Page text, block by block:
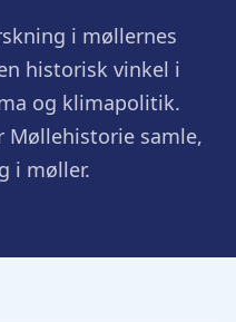
i møllernes
historisk vinkel i
og klimapolitik.
Møllehistorie samle,
i møller.